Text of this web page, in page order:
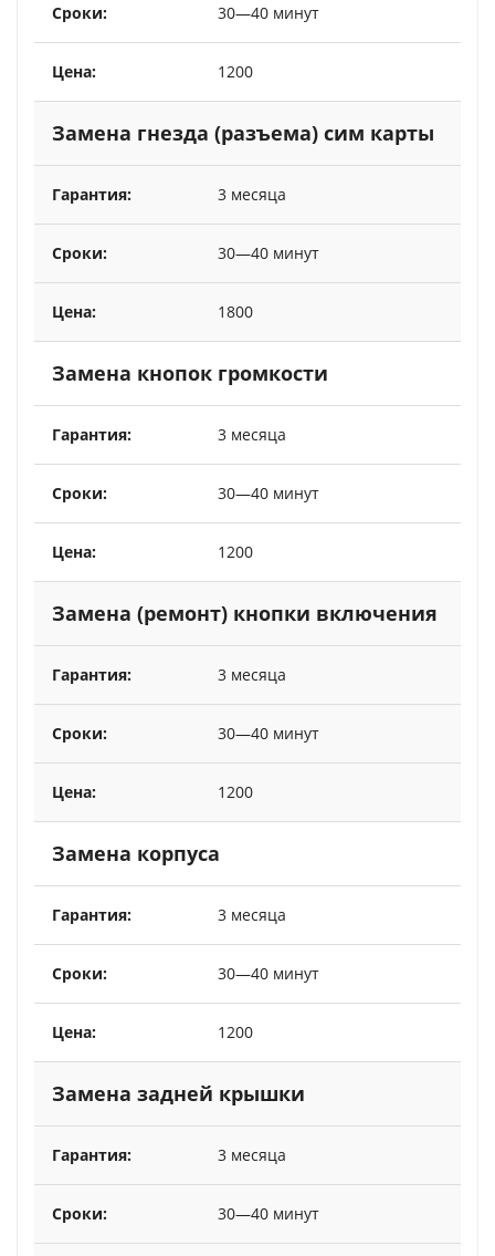
30—40 минут
1200
Замена гнезда (разъема) сим карты
3 месяца
30—40 минут
1800
Замена кнопок громкости
3 месяца
30—40 минут
1200
Замена (ремонт) кнопки включения
3 месяца
30—40 минут
1200
Замена корпуса
3 месяца
30—40 минут
1200
Замена задней крышки
3 месяца
30—40 минут